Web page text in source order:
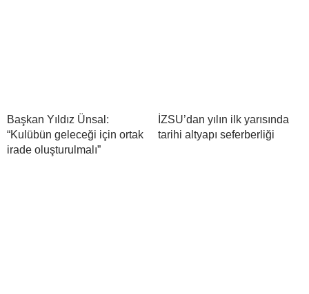
Başkan Yıldız Ünsal:
“Kulübün geleceği için ortak
irade oluşturulmalı”
İZSU’dan yılın ilk yarısında
tarihi altyapı seferberliği